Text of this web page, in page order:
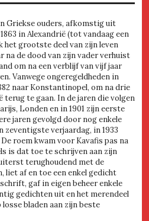
Griekse ouders, afkomstig uit
in Alexandrië (tot vandaag een
het grootste deel van zijn leven
na de dood van zijn vader verhuist
om na een verblijf van vijf jaar
Vanwege ongeregeldheden in
naar Konstantinopel, om na drie
terug te gaan. In de jaren die volgen
Londen en in 1901 zijn eerste
jaren gevolgd door nog enkele
zeventigste verjaardag, in 1933
roem kwam voor Kavafis pas na
is dat toe te schrijven aan zijn
terughoudend met de
liet af en toe een enkel gedicht
gaf in eigen beheer enkele
gedichten uit en het merendeel
bladen aan zijn beste